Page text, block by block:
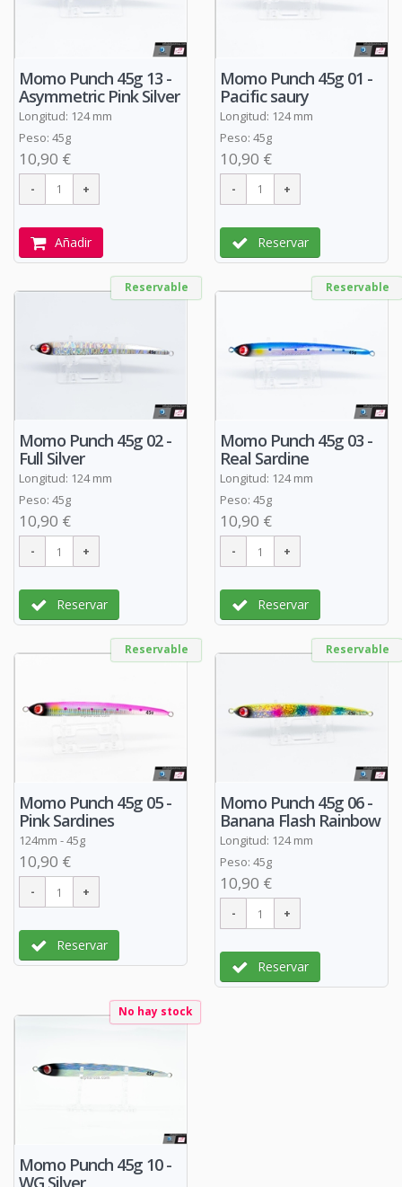
Momo Punch 45g 13 -
Asymmetric Pink Silver
Longitud: 124 mm
Peso: 45g
10,90 €
Añadir
Momo Punch 45g 01 -
Pacific saury
Longitud: 124 mm
Peso: 45g
10,90 €
Reservar
Reservable
Momo Punch 45g 02 -
Full Silver
Longitud: 124 mm
Peso: 45g
10,90 €
Reservar
Reservable
Momo Punch 45g 03 -
Real Sardine
Longitud: 124 mm
Peso: 45g
10,90 €
Reservar
Reservable
Momo Punch 45g 05 -
Pink Sardines
124mm - 45g
10,90 €
Reservar
Reservable
Momo Punch 45g 06 -
Banana Flash Rainbow
Longitud: 124 mm
Peso: 45g
10,90 €
Reservar
No hay stock
Momo Punch 45g 10 -